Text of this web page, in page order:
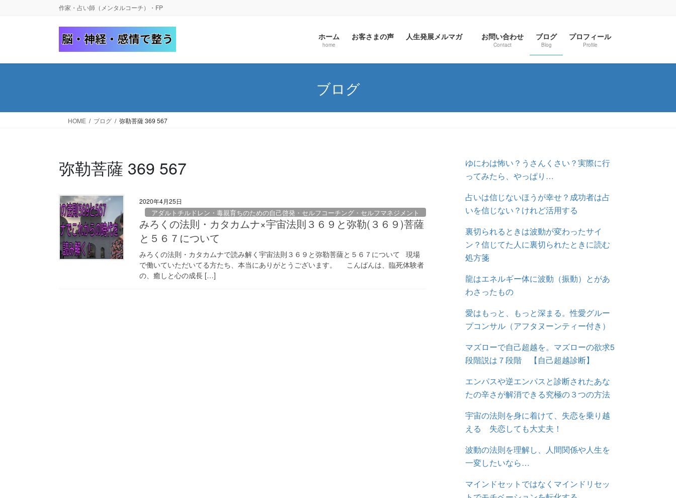
へ
プ
ョ
動
作家・占い師（メンタルコーチ）・FP
ホーム
home
お客さまの声 人生発展メルマガ お問い合わせ
Contact
ブログ
Blog
プロフィール
Profile
ブログ
HOME ブログ 弥勒菩薩 369 567
弥勒菩薩 369 567
2020年4月25日
アダルトチルドレン・毒親育ちのための自己啓発・セルフコーチング・セルフマネジメント
みろくの法則・カタカムナ×宇宙法則３６９と弥勒(３６９)菩薩
と５６７について
みろくの法則・カタカムナで読み解く宇宙法則３６９と弥勒菩薩と５６７について 現場
で働いていただいてる方たち、本当にありがとうございます。 こんばんは、臨死体験者
の、癒しと心の成長 […]
ゆにわは怖い？うさんくさい？実際に行
ってみたら、やっぱり…
占いは信じないほうが幸せ？成功者は占
いを信じない？けれど活用する
裏切られるときは波動が変わったサイ
ン？信じてた人に裏切られたときに読む
処方箋
龍はエネルギー体に波動（振動）とがあ
わさったもの
愛はもっと、もっと深まる。性愛グルー
プコンサル（アフタヌーンティー付き）
マズローで自己超越を。マズローの欲求5
段階説は７段階 【自己超越診断】
エンパスや逆エンパスと診断されたあな
たの辛さが解消できる究極の３つの方法
宇宙の法則を身に着けて、失恋を乗り越
える 失恋しても大丈夫！
波動の法則を理解し、人間関係や人生を
一変したいなら…
マインドセットではなくマインドリセッ